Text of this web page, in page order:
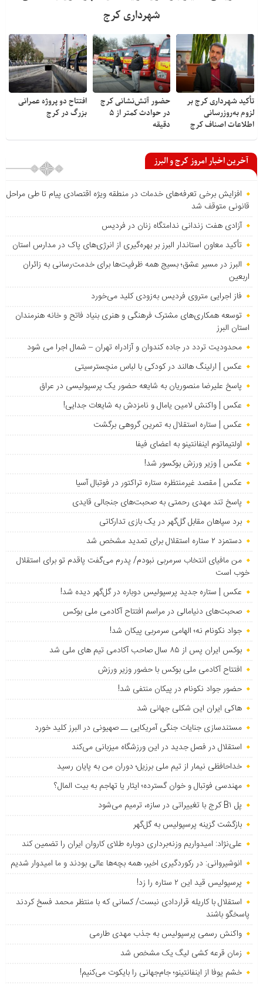
شهرداری کرج
تأکید شهرداری کرج بر
لزوم به‌روزرسانی
اطلاعات اصناف کرج
حضور آتش‌نشانی کرج
در حوادث کمتر از ۵
دقیقه
افتتاح دو پروژه عمرانی
بزرگ در کرج
آخرین اخبار امروز کرج و البرز
افزایش برخی تعرفه‌های خدمات در منطقه ویژه اقتصادی پیام تا طی مراحل
قانونی متوقف شد
آزادی هفت زندانی ندامتگاه زنان در فردیس
تأکید معاون استاندار البرز بر بهره‌گیری از انرژی‌های پاک در مدارس استان
البرز در مسیر عشق؛ بسیج همه ظرفیت‌ها برای خدمت‌رسانی به زائران
اربعین
فاز اجرایی متروی فردیس به‌زودی کلید می‌خورد
توسعه همکاری‌های مشترک فرهنگی و هنری بنیاد فاتح و خانه هنرمندان
استان البرز
محدودیت تردد در جاده کندوان و آزادراه تهران – شمال اجرا می شود
عکس | ارلینگ هالند در کودکی با لباس منچسترسیتی
پاسخ علیرضا منصوریان به شایعه حضور یک پرسپولیسی در عراق
عکس | واکنش لامین یامال و نامزدش به شایعات جدایی!
عکس | ستاره استقلال به تمرین گروهی برگشت
اولتیماتوم اینفانتینو به اعضای فیفا
عکس | وزیر ورزش بوکسور شد!
عکس | مقصد غیرمنتظره ستاره تراکتور در فوتبال آسیا
پاسخ تند مهدی رحمتی به صحبت‌های جنجالی قایدی
برد سپاهان مقابل گل‌گهر در یک بازی تدارکاتی
دستمزد ۲ ستاره استقلال برای تمدید مشخص شد
من مافیای انتخاب سرمربی نبودم/ پدرم می‌گفت پاقدم تو برای استقلال
خوب است
عکس | ستاره جدید پرسپولیس دوباره در گل‌گهر دیده شد!
صحبت‌های دنیامالی در مراسم افتتاح آکادمی ملی بوکس
جواد نکونام نه؛ الهامی سرمربی پیکان شد!
بوکس ایران پس از ۸۵ سال صاحب آکادمی تیم های ملی شد
افتتاح آکادمی ملی بوکس با حضور وزیر ورزش
حضور جواد نکونام در پیکان منتفی شد!
هاکی ایران این شکلی جهانی شد
مستندسازی جنایات جنگی آمریکایی ــ صهیونی در البرز کلید خورد
استقلال در فصل جدید در این ورزشگاه میزبانی می‌کند
خداحافظی نیمار از تیم ملی برزیل؛ دوران من به پایان رسید
مهندسی فوتبال و خوان گسترده؛ ایثار یا تهاجم به بیت المال؟
پل B۱ کرج با تغییراتی در سازه، ترمیم می‌شود
بازگشت گزینه پرسپولیس به ‌گل‌گهر
علی‌نژاد: امیدواریم وزنه‌برداری دوباره طلای کاروان ایران را تضمین کند
انوشیروانی: در رکوردگیری اخیر، همه بچه‌ها عالی بودند و ما امیدوار شدیم
پرسپولیس قید این ۲ ستاره را زد!
استقلال با کاریله قراردادی نبست/ کسانی که با منتظر محمد فسخ کردند
پاسخگو باشند
واکنش رسمی پرسپولیس به جذب مهدی طارمی
زمان قرعه کشی لیگ یک مشخص شد
خشم یوفا از اینفانتینو؛ جام‌جهانی را بایکوت می‌کنیم!